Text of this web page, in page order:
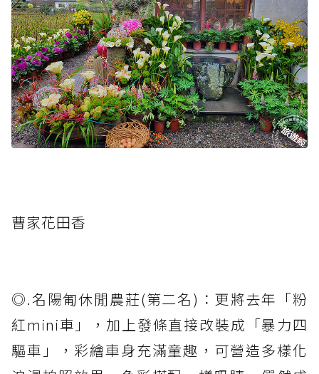
曹家花田香
◎.名陽匍休閒農莊(第二名)：更將去年「粉
紅mini車」，加上發條直接改裝成「暴力四
驅車」，彩繪車身充滿童趣，可營造多樣化